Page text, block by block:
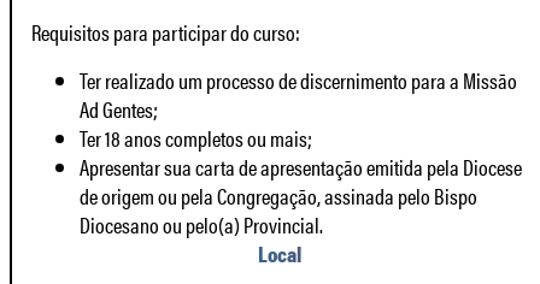
Requisitos para participar do curso:
Ter realizado um processo de discernimento para a Missão
Ad Gentes;
Ter 18 anos completos ou mais;
Apresentar sua carta de apresentação emitida pela Diocese
de origem ou pela Congregação, assinada pelo Bispo
Diocesano ou pelo(a) Provincial.
Local